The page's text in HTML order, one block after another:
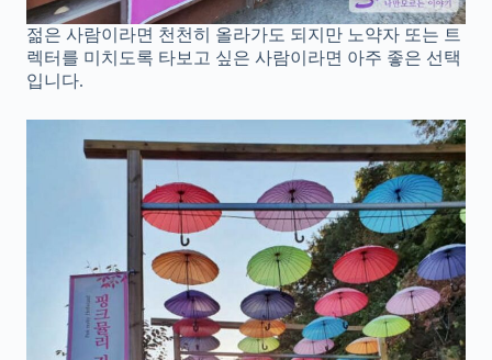
젊은 사람이라면 천천히 올라가도 되지만 노약자 또는 트
렉터를 미치도록 타보고 싶은 사람이라면 아주 좋은 선택
입니다.